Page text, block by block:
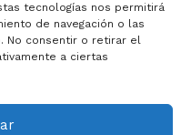
tecnologías nos permitirá
de navegación o las
No consentir o retirar el
a ciertas